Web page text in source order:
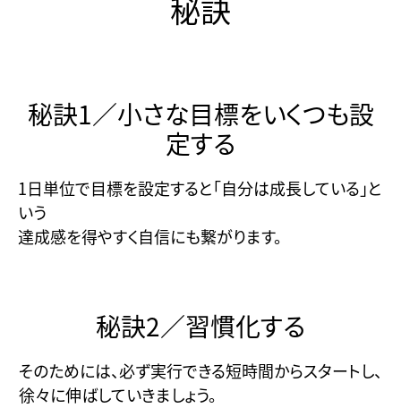
秘訣
秘訣1／小さな目標をいくつも設
定する
1日単位で目標を設定すると「自分は成長している」と
いう
達成感を得やすく自信にも繋がります。
秘訣2／習慣化する
そのためには、必ず実行できる短時間からスタートし、
徐々に伸ばしていきましょう。